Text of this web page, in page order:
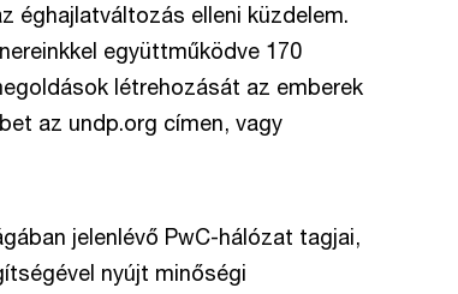
éghajlatváltozás elleni küzdelem.
együttműködve 170
létrehozását az emberek
az undp.org címen, vagy
jelenlévő PwC-hálózat tagjai,
nyújt minőségi